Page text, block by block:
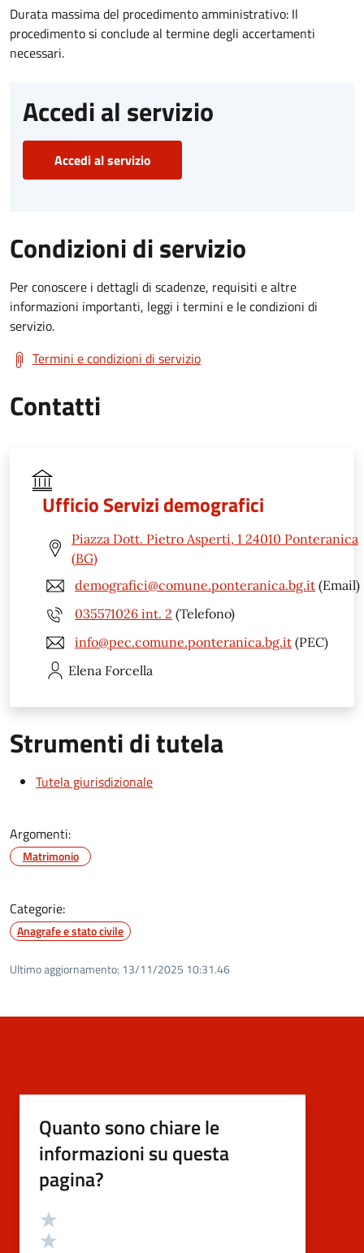
Durata massima del procedimento amministrativo: Il
procedimento si conclude al termine degli accertamenti
necessari.
Accedi al servizio
Accedi al servizio
Condizioni di servizio
Per conoscere i dettagli di scadenze, requisiti e altre
informazioni importanti, leggi i termini e le condizioni di
servizio.
Termini e condizioni di servizio
Contatti
Ufficio Servizi demografici
Piazza Dott. Pietro Asperti, 1 24010 Ponteranica
(BG)
demografici@comune.ponteranica.bg.it (Email)
035571026 int. 2 (Telefono)
info@pec.comune.ponteranica.bg.it (PEC)
Elena Forcella
Strumenti di tutela
Tutela giurisdizionale
Argomenti:
Matrimonio
Categorie:
Anagrafe e stato civile
Ultimo aggiornamento: 13/11/2025 10:31.46
Quanto sono chiare le
informazioni su questa
pagina?
Valutazione